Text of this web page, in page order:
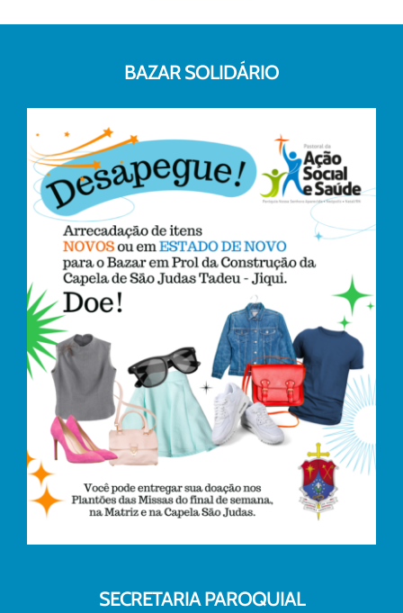
BAZAR SOLIDÁRIO
SECRETARIA PAROQUIAL